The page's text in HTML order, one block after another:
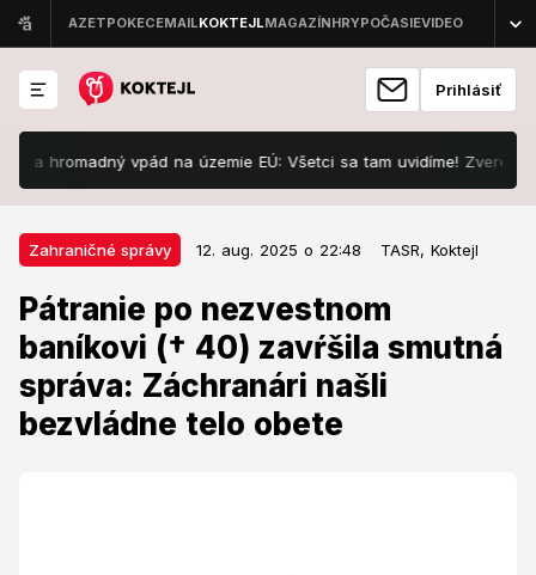
Prihlásiť
vpád na územie EÚ: Všetci sa tam uvidíme! Zverejnili
Zahraničné správy 12. aug. 2025 o 22:48 TASR, Koktejl
Pátranie po nezvestnom
baníkovi († 40) zavŕšila smutná
správa: Záchranári našli
bezvládne telo obete
Zahraničné správy 12. aug. 2025 o 22:48
Pátranie po nezvestnom baníkovi
(† 40) zavŕšila smutná správa:
Záchranári našli bezvládne telo
obete